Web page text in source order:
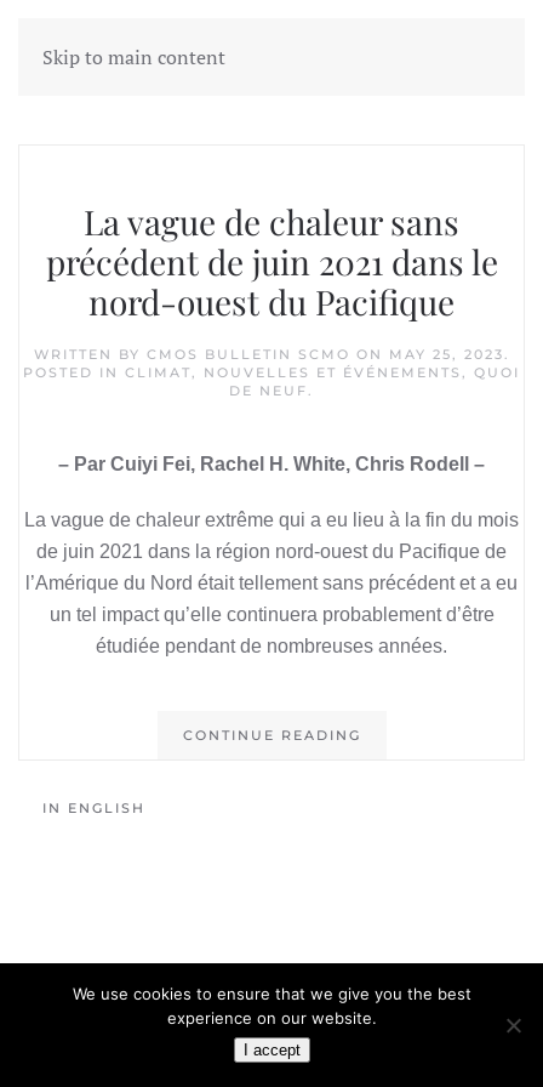
Skip to main content
Tag:pacific northwest
La vague de chaleur sans
précédent de juin 2021 dans le
nord-ouest du Pacifique
WRITTEN BY CMOS BULLETIN SCMO ON MAY 25, 2023.
POSTED IN CLIMAT, NOUVELLES ET ÉVÉNEMENTS , QUOI
DE NEUF.
– Par Cuiyi Fei, Rachel H. White, Chris Rodell –
La vague de chaleur extrême qui a eu lieu à la fin du mois
de juin 2021 dans la région nord-ouest du Pacifique de
l’Amérique du Nord était tellement sans précédent et a eu
un tel impact qu’elle continuera probablement d’être
étudiée pendant de nombreuses années.
CONTINUE READING
IN ENGLISH
We use cookies to ensure that we give you the best
experience on our website.
I accept